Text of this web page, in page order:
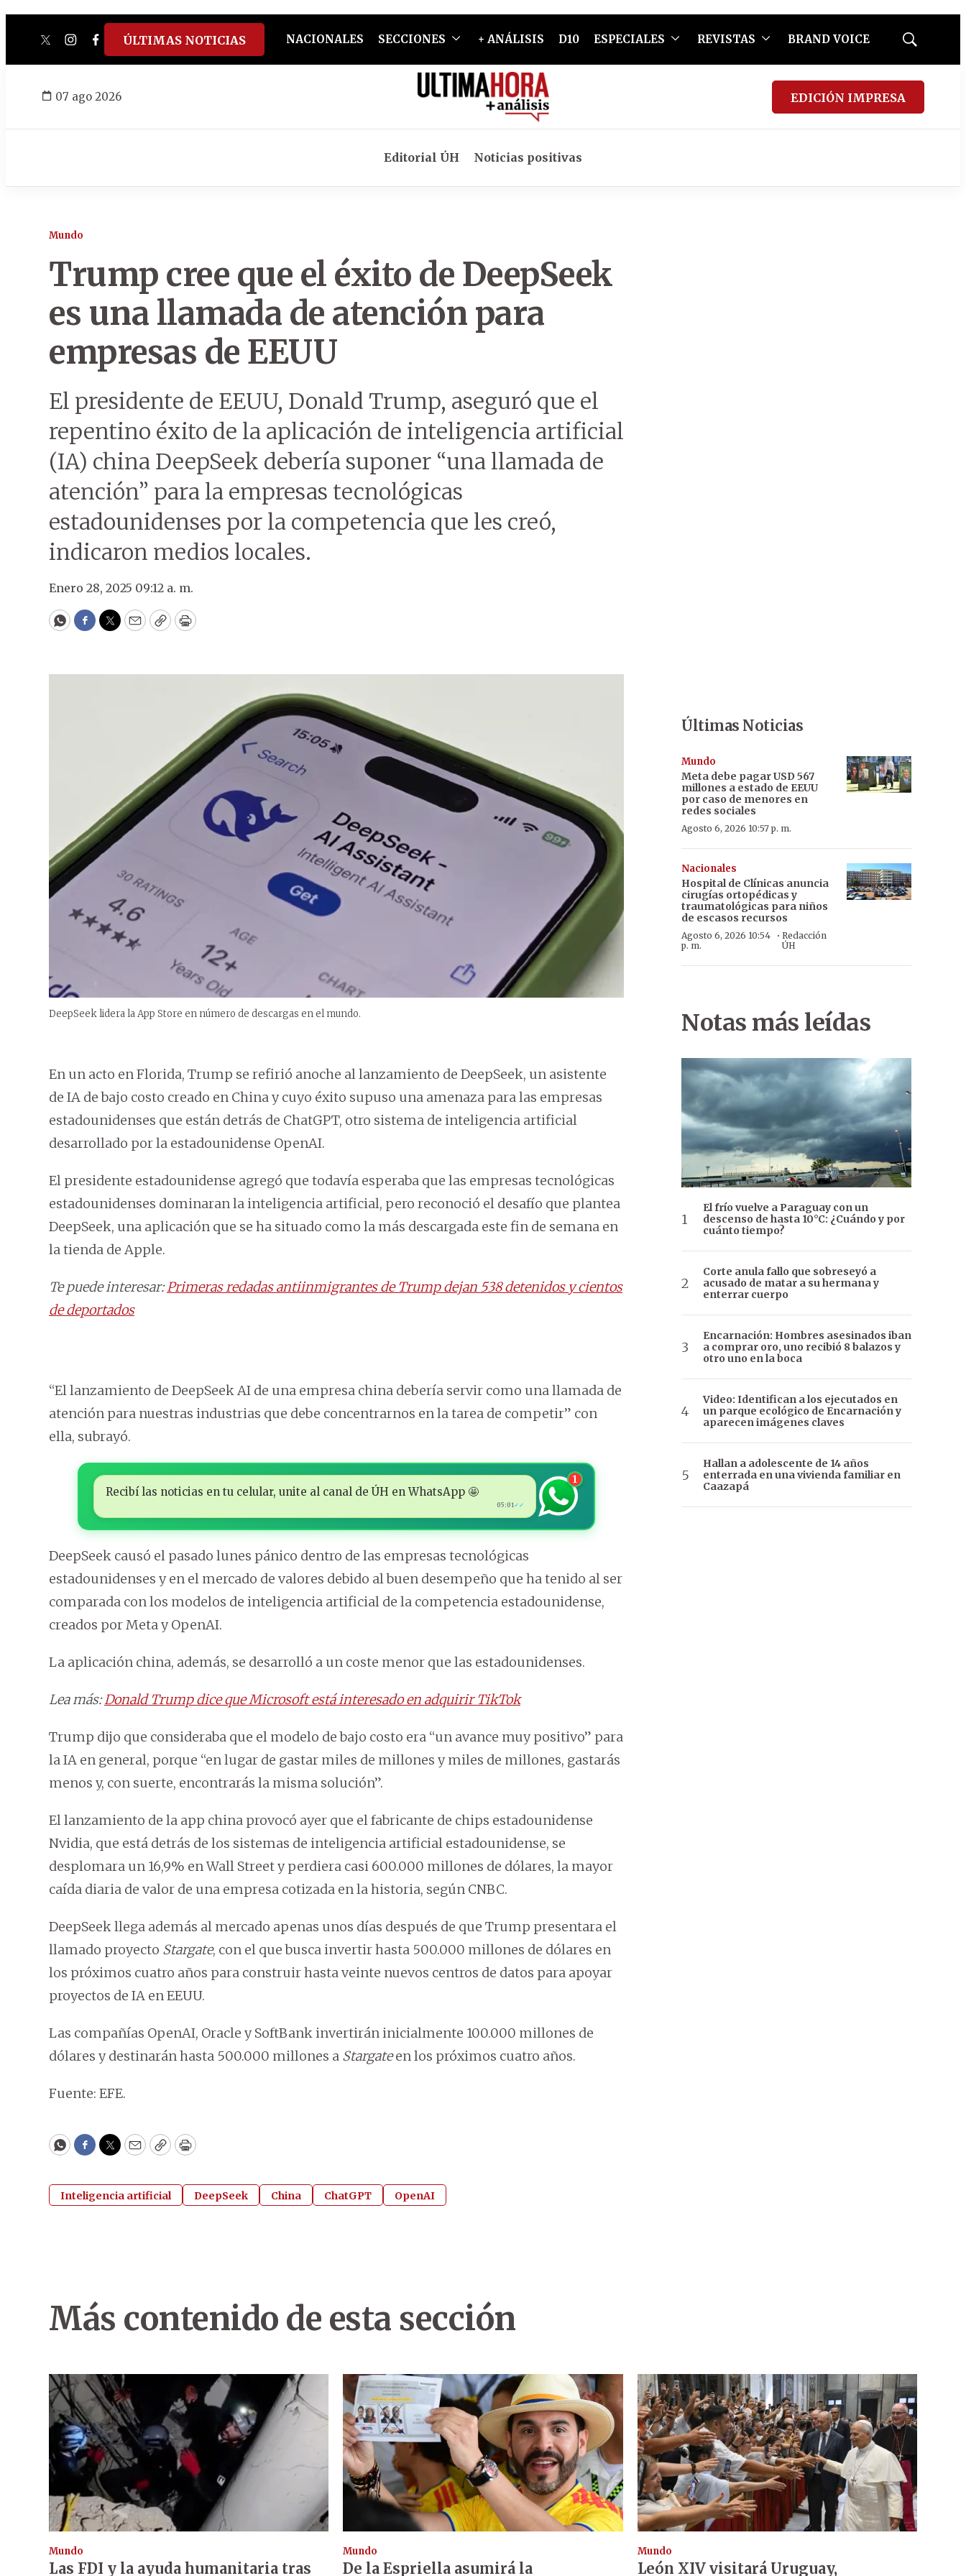
twitterinstagram
facebook
tiktokyoutube
spotify
ÚLTIMAS NOTICIAS NACIONALES SECCIONES + ANÁLISIS D10 ESPECIALES REVISTAS BRAND VOICE
Mostrar
07 ago 2026 EDICIÓN IMPRESA
Editorial ÚH Noticias positivas
Mundo
Trump cree que el éxito de DeepSeek
es una llamada de atención para
empresas de EEUU
El presidente de EEUU, Donald Trump, aseguró que el
repentino éxito de la aplicación de inteligencia artificial
(IA) china DeepSeek debería suponer “una llamada de
atención” para la empresas tecnológicas
estadounidenses por la competencia que les creó,
indicaron medios locales.
Enero 28, 2025 09:12 a. m.
WhatsApp
Facebook
Twitter
EmailCopyPrint
DeepSeek lidera la App Store en número de descargas en el mundo.
En un acto en Florida, Trump se refirió anoche al lanzamiento de DeepSeek, un asistente
de IA de bajo costo creado en China y cuyo éxito supuso una amenaza para las empresas
estadounidenses que están detrás de ChatGPT, otro sistema de inteligencia artificial
desarrollado por la estadounidense OpenAI.
El presidente estadounidense agregó que todavía esperaba que las empresas tecnológicas
estadounidenses dominaran la inteligencia artificial, pero reconoció el desafío que plantea
DeepSeek, una aplicación que se ha situado como la más descargada este fin de semana en
la tienda de Apple.
Te puede interesar:Primeras redadas antiinmigrantes de Trump dejan 538 detenidos y cientos
de deportados
“El lanzamiento de DeepSeek AI de una empresa china debería servir como una llamada de
atención para nuestras industrias que debe concentrarnos en la tarea de competir” con
ella, subrayó.
Recibí las noticias en tu celular, unite al canal de ÚH en WhatsApp 🤩
05:01✓✓
1
DeepSeek causó el pasado lunes pánico dentro de las empresas tecnológicas
estadounidenses y en el mercado de valores debido al buen desempeño que ha tenido al ser
comparada con los modelos de inteligencia artificial de la competencia estadounidense,
creados por Meta y OpenAI.
La aplicación china, además, se desarrolló a un coste menor que las estadounidenses.
Lea más:Donald Trump dice que Microsoft está interesado en adquirir TikTok
Trump dijo que consideraba que el modelo de bajo costo era “un avance muy positivo” para
la IA en general, porque “en lugar de gastar miles de millones y miles de millones, gastarás
menos y, con suerte, encontrarás la misma solución”.
El lanzamiento de la app china provocó ayer que el fabricante de chips estadounidense
Nvidia, que está detrás de los sistemas de inteligencia artificial estadounidense, se
desplomara un 16,9% en Wall Street y perdiera casi 600.000 millones de dólares, la mayor
caída diaria de valor de una empresa cotizada en la historia, según CNBC.
DeepSeek llega además al mercado apenas unos días después de que Trump presentara el
llamado proyecto Stargate, con el que busca invertir hasta 500.000 millones de dólares en
los próximos cuatro años para construir hasta veinte nuevos centros de datos para apoyar
proyectos de IA en EEUU.
Las compañías OpenAI, Oracle y SoftBank invertirán inicialmente 100.000 millones de
dólares y destinarán hasta 500.000 millones a Stargateen los próximos cuatro años.
Fuente: EFE.
WhatsApp
Facebook
Twitter
EmailCopyPrint
Inteligencia artificial DeepSeek China ChatGPT OpenAI
Últimas Noticias
Mundo
Meta debe pagar USD 567
millones a estado de EEUU
por caso de menores en
redes sociales
Agosto 6, 2026 10:57 p. m.
Nacionales
Hospital de Clínicas anuncia
cirugías ortopédicas y
traumatológicas para niños
de escasos recursos
Agosto 6, 2026 10:54
p. m.
· Redacción
ÚH
Notas más leídas
El frío vuelve a Paraguay con un
descenso de hasta 10°C: ¿Cuándo y por
cuánto tiempo?
Corte anula fallo que sobreseyó a
acusado de matar a su hermana y
enterrar cuerpo
Encarnación: Hombres asesinados iban
a comprar oro, uno recibió 8 balazos y
otro uno en la boca
Video: Identifican a los ejecutados en
un parque ecológico de Encarnación y
aparecen imágenes claves
Hallan a adolescente de 14 años
enterrada en una vivienda familiar en
Caazapá
Más contenido de esta sección
Mundo
Las FDI y la ayuda humanitaria tras
Mundo
De la Espriella asumirá la
Mundo
León XIV visitará Uruguay,